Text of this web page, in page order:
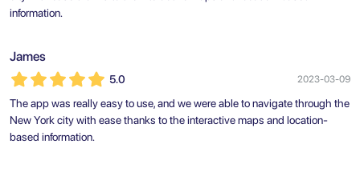
information.
James
5.0 2023-03-09
The app was really easy to use, and we were able to navigate through the
New York city with ease thanks to the interactive maps and location-
based information.